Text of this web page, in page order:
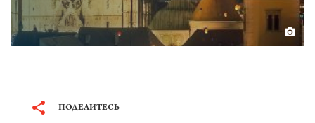
ПОДЕЛИТЕСЬ